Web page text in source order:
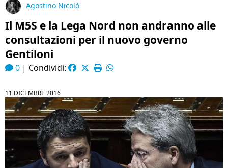
Agostino Nicolò
Il M5S e la Lega Nord non andranno alle
consultazioni per il nuovo governo
Gentiloni
0 | Condividi:
11 DICEMBRE 2016